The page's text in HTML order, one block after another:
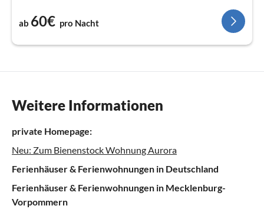
ab 60€ pro Nacht
Weitere Informationen
private Homepage:
Neu: Zum Bienenstock Wohnung Aurora
Ferienhäuser & Ferienwohnungen in Deutschland
Ferienhäuser & Ferienwohnungen in Mecklenburg-
Vorpommern